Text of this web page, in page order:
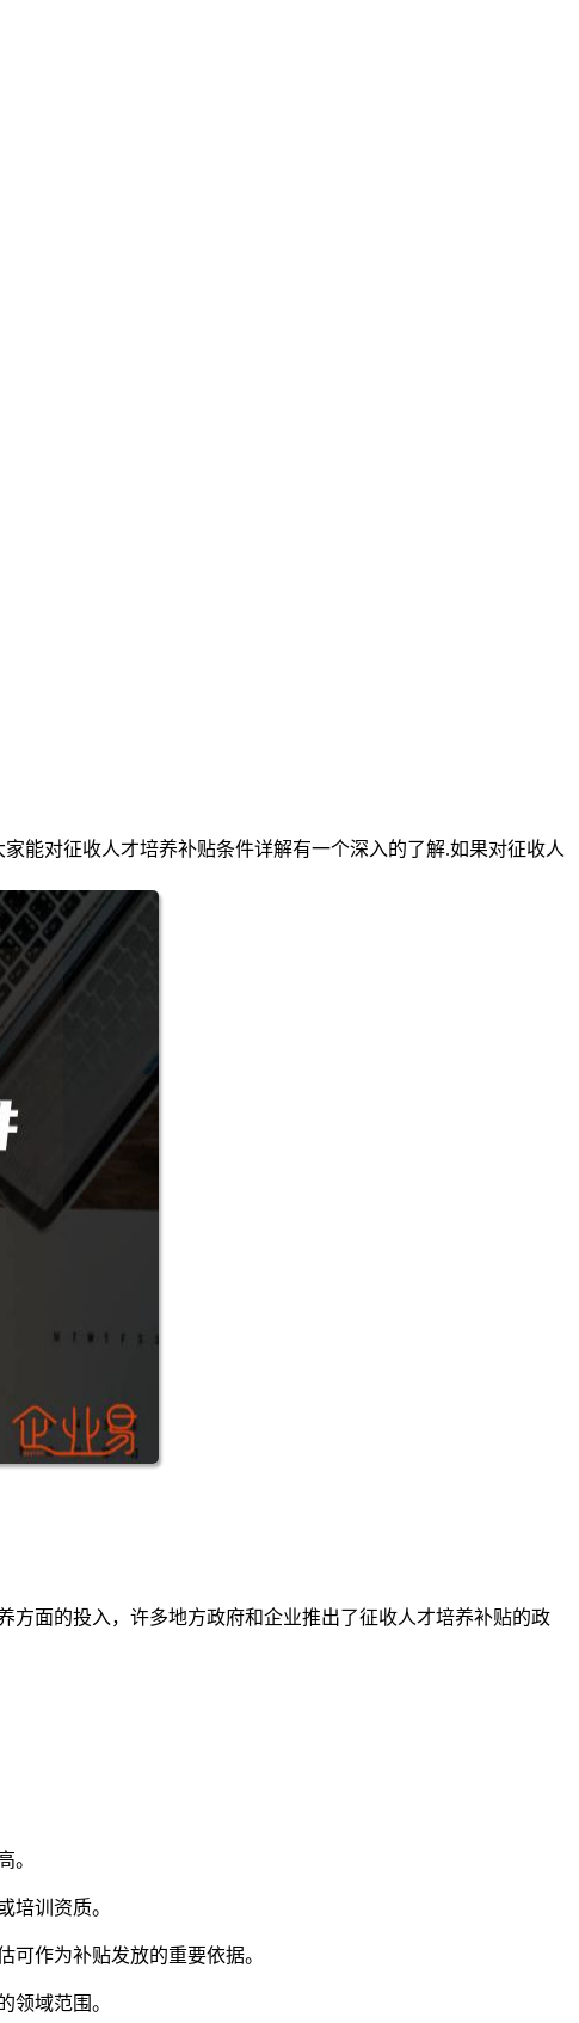
能对征收人才培养补贴条件详解有一个深入的了解.如果对征收人
方面的投入，许多地方政府和企业推出了征收人才培养补贴的政
。
培训资质。
作为补贴发放的重要依据。
领域范围。